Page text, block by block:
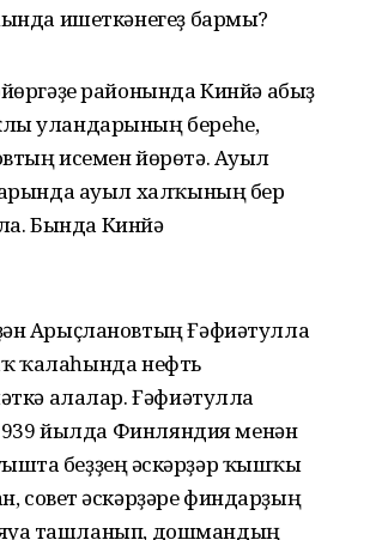
ишеткәнегеҙ бармы?
районында Кинйә абыҙ
уландарының береһе,
исемен йөрөтә. Ауыл
ауыл халҡының бер
Бында Кинйә
Арыҫлановтың Ғәфиәтулла
ҡалаһында нефть
алалар. Ғәфиәтулла
йылда Финляндия менән
беҙҙең ғәскәрҙәр ҡышҡы
совет ғәскәрҙәре финдарҙың
ташланып, дошмандың